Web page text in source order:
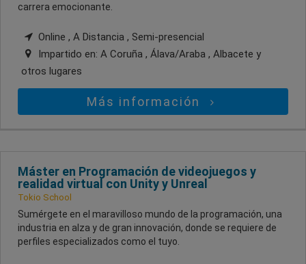
carrera emocionante.
Online , A Distancia , Semi-presencial
Impartido en: A Coruña , Álava/Araba , Albacete y
otros lugares
Más información
Máster en Programación de videojuegos y
realidad virtual con Unity y Unreal
Tokio School
Sumérgete en el maravilloso mundo de la programación, una
industria en alza y de gran innovación, donde se requiere de
perfiles especializados como el tuyo.